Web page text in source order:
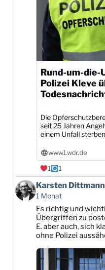
Rund-um-
Polizei Kleve
Die
seit 25 Jahren
einem Unfall
www1.wdr.de
1
1
Beitrag
von
Karsten
Dittmann
Bluesky
ansehen
Karsten Dittmann
1 Monat
Es richtig und
Übergriffen zu
E. aber auch, sich
ohne Polizei